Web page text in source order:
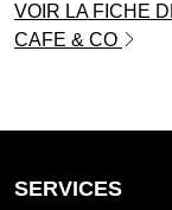
VOIR LA FICHE
CAFE & CO
SERVICES